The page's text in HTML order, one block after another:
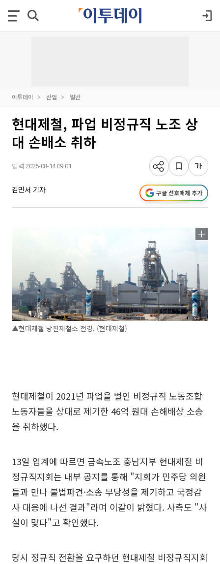
이투데이 산업 일반
현대제철, 파업 비정규직 노조 상
대 손배소 취하
입력 2025-08-14 09:01
김민서 기자 구글 선호매체 추가
▲현대제철 당진제철소 전경. (현대제철)
현대제철이 2021년 파업을 벌인 비정규직 노동조합
노동자들을 상대로 제기한 46억 원대 손해배상 소송
을 취하했다.
13일 업계에 따르면 금속노조 충남지부 현대제철 비
정규직지회는 내부 공지를 통해 "지회가 민주당 의원
들과 만나 불법파견·소송 부당성을 제기하고 국정감
사 대응에 나선 결과"라며 이같이 밝혔다. 사측도 "사
실이 맞다"고 확인했다.
당시 정규직 전환을 요구하던 현대제철 비정규직지회